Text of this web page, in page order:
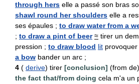
through hers elle a passé son bras
shawl round her shoulders elle a
ses épaules ; to draw water from a
; to draw a pint of beer ≈ tirer un
pression ; to draw blood lit
a bow bander un arc ;
4 ( derive) tirer [conclusion] (from
the fact that/from doing cela m'a un